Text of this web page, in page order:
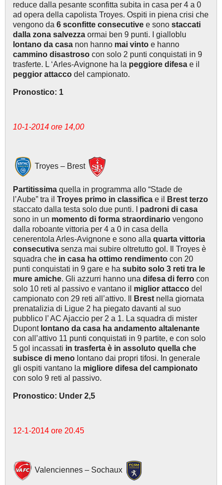
reduce dalla pesante sconfitta subita in casa per 4 a 0
ad opera della capolista Troyes. Ospiti in piena crisi che
vengono da 6 sconfitte consecutive e sono staccati
dalla zona salvezza ormai ben 9 punti. I gialloblu
lontano da casa non hanno mai vinto e hanno
cammino disastroso con solo 2 punti conquistati in 9
trasferte. L ‘Arles-Avignone ha la peggiore difesa e il
peggior attacco del campionato.
Pronostico: 1
10-1-2014 ore 14,00
Troyes – Brest
Partitissima quella in programma allo “Stade de
l’Aube” tra il Troyes primo in classifica e il
Brest terzo
staccato dalla testa solo due punti. I padroni di casa
sono in un momento di forma straordinario vengono
dalla roboante vittoria per 4 a 0 in casa della
cenerentola Arles-Avignone e sono alla quarta vittoria
consecutiva senza mai subire oltretutto gol. Il Troyes è
squadra che in casa ha ottimo rendimento con 20
punti conquistati in 9 gare e ha subito solo 3 reti tra le
mure amiche. Gli azzurri hanno una difesa di ferro con
solo 10 reti al passivo e vantano il miglior attacco del
campionato con 29 reti all’attivo. Il
Brest nella giornata
prenatalizia di Ligue 2 ha piegato davanti al suo
pubblico l’ AC Ajaccio per 2 a 1. La squadra di mister
Dupont lontano da casa ha andamento altalenante
con all’attivo 11 punti conquistati in 9 partite, e con solo
5 gol incassati in trasferta è in assoluto quella che
subisce di meno lontano dai propri tifosi. In generale
gli ospiti vantano la migliore difesa del campionato
con solo 9 reti al passivo.
Pronostico: Under 2,5
12-1-2014 ore 20.45
Valenciennes – Sochaux